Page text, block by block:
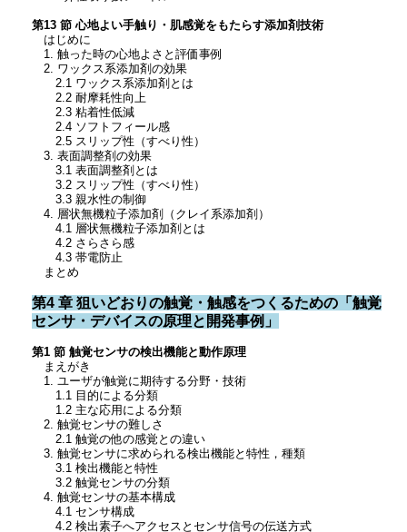
第13 節 心地よい手触り・肌感覚をもたらす添加剤技術
はじめに
1. 触った時の心地よさと評価事例
2. ワックス系添加剤の効果
2.1 ワックス系添加剤とは
2.2 耐摩耗性向上
2.3 粘着性低減
2.4 ソフトフィール感
2.5 スリップ性（すべり性）
3. 表面調整剤の効果
3.1 表面調整剤とは
3.2 スリップ性（すべり性）
3.3 親水性の制御
4. 層状無機粒子添加剤（クレイ系添加剤）
4.1 層状無機粒子添加剤とは
4.2 さらさら感
4.3 帯電防止
まとめ
第4 章 狙いどおりの触覚・触感をつくるための「触覚
センサ・デバイスの原理と開発事例」
第1 節 触覚センサの検出機能と動作原理
まえがき
1. ユーザが触覚に期待する分野・技術
1.1 目的による分類
1.2 主な応用による分類
2. 触覚センサの難しさ
2.1 触覚の他の感覚との違い
3. 触覚センサに求められる検出機能と特性，種類
3.1 検出機能と特性
3.2 触覚センサの分類
4. 触覚センサの基本構成
4.1 センサ構成
4.2 検出素子へアクセスとセンサ信号の伝送方式